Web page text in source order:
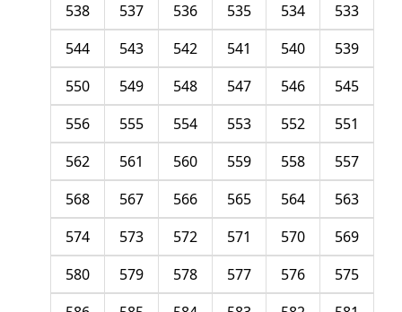
533
534
535
536
537
538
539
540
541
542
543
544
545
546
547
548
549
550
551
552
553
554
555
556
557
558
559
560
561
562
563
564
565
566
567
568
569
570
571
572
573
574
575
576
577
578
579
580